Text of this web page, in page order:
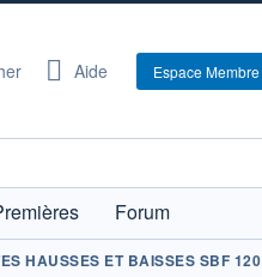
Aide Espace Membre
Forum
HAUSSES ET BAISSES SBF 120